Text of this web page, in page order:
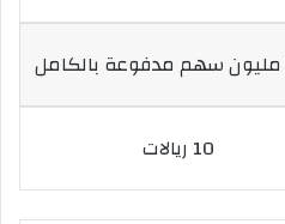
10 ريالات